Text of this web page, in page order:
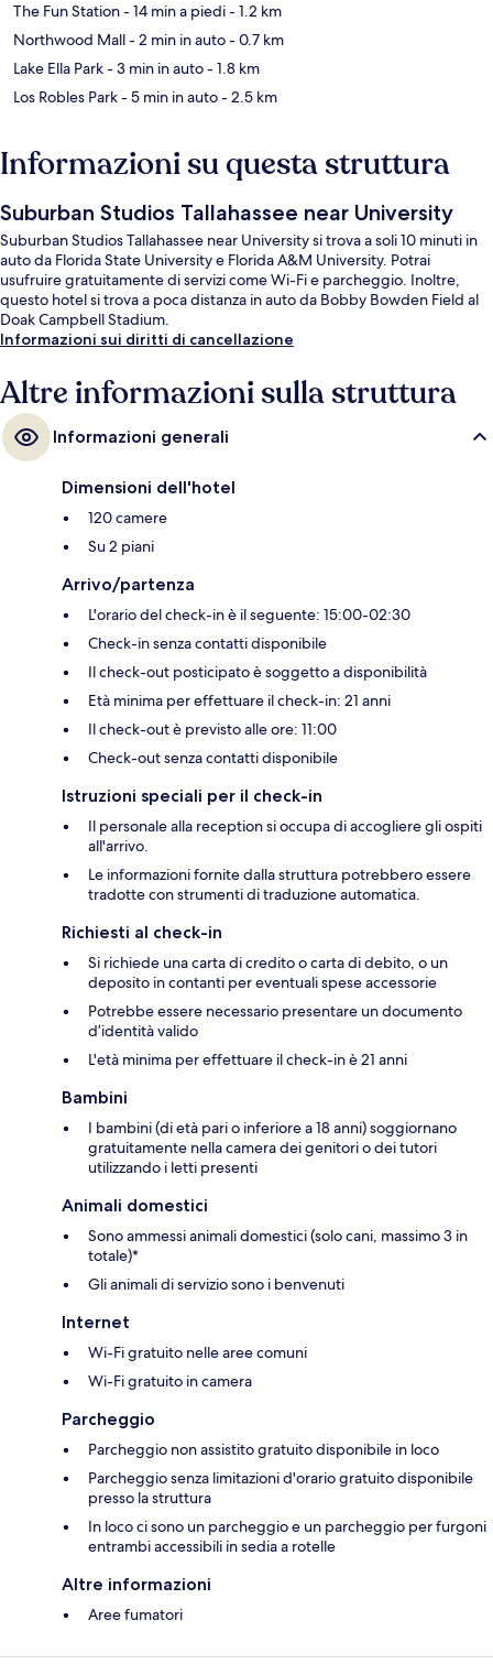
The Fun Station- 14 min a piedi- 1.2 km
Northwood Mall- 2 min in auto- 0.7 km
Lake Ella Park- 3 min in auto- 1.8 km
Los Robles Park- 5 min in auto- 2.5 km
Informazioni su questa struttura
Suburban Studios Tallahassee near University
Suburban Studios Tallahassee near University si trova a soli 10 minuti in
auto da Florida State University e Florida A&M University. Potrai
usufruire gratuitamente di servizi come Wi-Fi e parcheggio. Inoltre,
questo hotel si trova a poca distanza in auto da Bobby Bowden Field al
Doak Campbell Stadium.
Informazioni sui diritti di cancellazione
Altre informazioni sulla struttura
Informazioni generali
Dimensioni dell'hotel
120 camere
Su 2 piani
Arrivo/partenza
L'orario del check-in è il seguente: 15:00-02:30
Check-in senza contatti disponibile
Il check-out posticipato è soggetto a disponibilità
Età minima per effettuare il check-in: 21 anni
Il check-out è previsto alle ore: 11:00
Check-out senza contatti disponibile
Istruzioni speciali per il check-in
Il personale alla reception si occupa di accogliere gli ospiti
all'arrivo.
Le informazioni fornite dalla struttura potrebbero essere
tradotte con strumenti di traduzione automatica.
Richiesti al check-in
Si richiede una carta di credito o carta di debito, o un
deposito in contanti per eventuali spese accessorie
Potrebbe essere necessario presentare un documento
d’identità valido
L'età minima per effettuare il check-in è 21 anni
Bambini
I bambini (di età pari o inferiore a 18 anni) soggiornano
gratuitamente nella camera dei genitori o dei tutori
utilizzando i letti presenti
Animali domestici
Sono ammessi animali domestici (solo cani, massimo 3 in
totale)*
Gli animali di servizio sono i benvenuti
Internet
Wi-Fi gratuito nelle aree comuni
Wi-Fi gratuito in camera
Parcheggio
Parcheggio non assistito gratuito disponibile in loco
Parcheggio senza limitazioni d'orario gratuito disponibile
presso la struttura
In loco ci sono un parcheggio e un parcheggio per furgoni
entrambi accessibili in sedia a rotelle
Altre informazioni
Aree fumatori